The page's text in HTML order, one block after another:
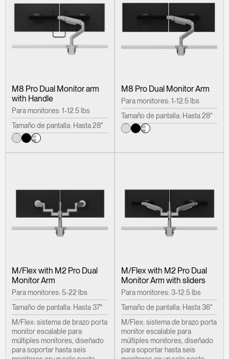
M8 Pro Dual Monitor arm
with Handle
Para monitores: 1-12.5 lbs
Tamaño de pantalla: Hasta 28"
M8 Pro Dual Monitor Arm
Para monitores: 1-12.5 lbs
Tamaño de pantalla: Hasta 28"
M/Flex with M2 Pro Dual
Monitor Arm
Para monitores: 5-22 lbs
Tamaño de pantalla: Hasta 37"
M/Flex: sistema de brazo porta
monitor escalable para
múltiples monitores, diseñado
para soportar hasta seis
M/Flex with M2 Pro Dual
Monitor Arm with sliders
Para monitores: 3-12.5 lbs
Tamaño de pantalla: Hasta 36"
M/Flex: sistema de brazo porta
monitor escalable para
múltiples monitores, diseñado
para soportar hasta seis